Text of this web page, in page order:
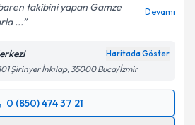
takibini yapan Gamze
...
Devamı
Haritada Göster
Şirinyer İnkılap, 35000 Buca/İzmir
0 (850) 474 37 21
Talebi